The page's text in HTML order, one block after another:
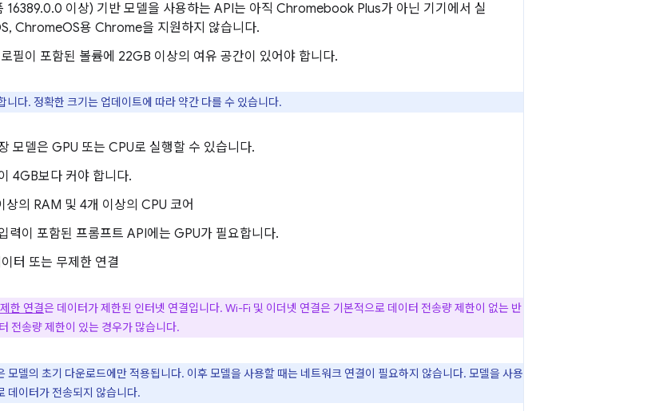
16389.0.0 이상) 기반 모델을 사용하는 API는 아직 Chromebook Plus가 아닌 기기에서 실
ChromeOS용 Chrome을 지원하지 않습니다.
필이 포함된 볼륨에 22GB 이상의 여유 공간이 있어야 합니다.
니다. 정확한 크기는 업데이트에 따라 약간 다를 수 있습니다.
모델은 GPU 또는 CPU로 실행할 수 있습니다.
4GB보다 커야 합니다.
상의 RAM 및 4개 이상의 CPU 코어
력이 포함된 프롬프트 API에는 GPU가 필요합니다.
터 또는 무제한 연결
한 연결은 데이터가 제한된 인터넷 연결입니다. Wi-Fi 및 이더넷 연결은 기본적으로 데이터 전송량 제한이 없는 반
전송량 제한이 있는 경우가 많습니다.
모델의 초기 다운로드에만 적용됩니다. 이후 모델을 사용할 때는 네트워크 연결이 필요하지 않습니다. 모델을 사용
데이터가 전송되지 않습니다.